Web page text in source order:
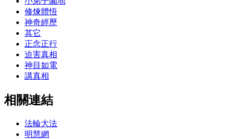
修煉體悟
神奇經歷
其它
正念正行
迫害真相
神目如電
講真相
相關連結
法輪大法
明慧網